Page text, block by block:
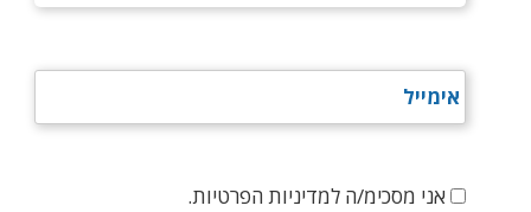
אני מסכימ/ה למדיניות הפרטיות.